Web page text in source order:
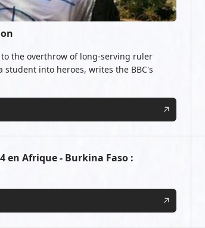
the overthrow of long-serving ruler
student into heroes, writes the BBC's
en Afrique - Burkina Faso :